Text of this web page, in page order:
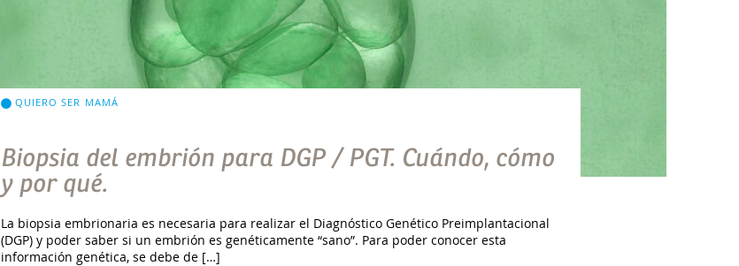
QUIERO SER MAMÁ
Biopsia del embrión para DGP / PGT. Cuándo, cómo
y por qué.
La biopsia embrionaria es necesaria para realizar el Diagnóstico Genético Preimplantacional
(DGP) y poder saber si un embrión es genéticamente “sano”. Para poder conocer esta
información genética, se debe de […]